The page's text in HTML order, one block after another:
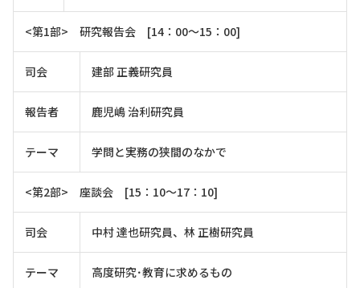
<第1部> 研究報告会 [14：00～15：00]
司会 建部 正義研究員
報告者 鹿児嶋 治利研究員
テーマ 学問と実務の狭間のなかで
<第2部> 座談会 [15：10～17：10]
司会 中村 達也研究員、林 正樹研究員
テーマ 高度研究･教育に求めるもの